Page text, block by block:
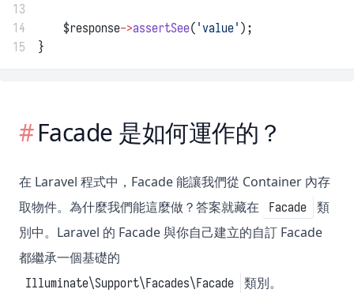
13
14
    $response
->assertSee( 'value' );
15
}
Facade 是如何運作的？
在 Laravel 程式中，Facade 能讓我們從 Container 內存
取物件。為什麼我們能這麼做？答案就藏在
Facade
類
別中。Laravel 的 Facade 與你自己建立的自訂 Facade
都繼承一個基礎的
Illuminate\Support\Facades\Facade 類別。